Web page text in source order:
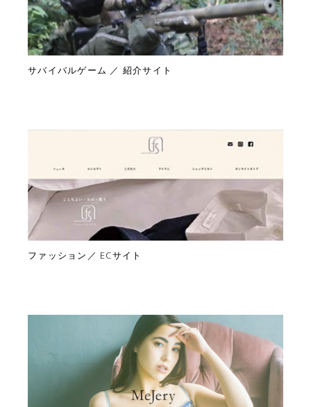
サバイバルゲーム ／ 紹介サイト
ファッション／ ECサイト